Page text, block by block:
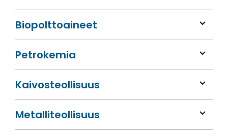
Bio­polttoaineet
Petrokemia
Kaivos­teollisuus
Metalli­teollisuus